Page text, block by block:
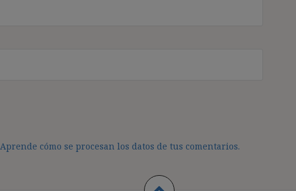
Aprende cómo se procesan los datos de tus comentarios.